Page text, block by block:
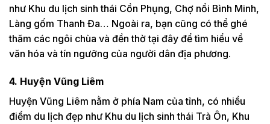
như Khu du lịch sinh thái Cồn Phụng, Chợ nổi Bình Minh,
Làng gốm Thanh Đa… Ngoài ra, bạn cũng có thể ghé
thăm các ngôi chùa và đền thờ tại đây để tìm hiểu về
văn hóa và tín ngưỡng của người dân địa phương.
4. Huyện Vũng Liêm
Huyện Vũng Liêm nằm ở phía Nam của tỉnh, có nhiều
điểm du lịch đẹp như Khu du lịch sinh thái Trà Ôn, Khu